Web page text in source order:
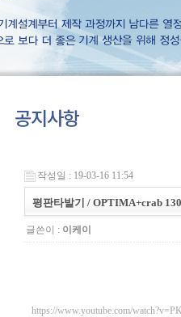
공지사항
작성일 : 19-03-16 11:54
평판타발기 / OPTIMA+crab
글쓴이 : 이케이
https://www.youtube.com/